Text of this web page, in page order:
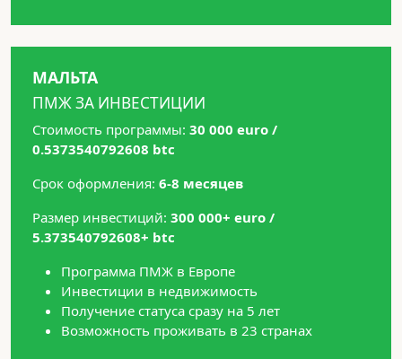
МАЛЬТА
ПМЖ ЗА ИНВЕСТИЦИИ
Стоимость программы: 30 000 euro /
0.5373540792608 btc
Срок оформления: 6-8 месяцев
Размер инвестиций: 300 000+ euro /
5.373540792608+ btc
Программа ПМЖ в Европе
Инвестиции в недвижимость
Получение статуса сразу на 5 лет
Возможность проживать в 23 странах